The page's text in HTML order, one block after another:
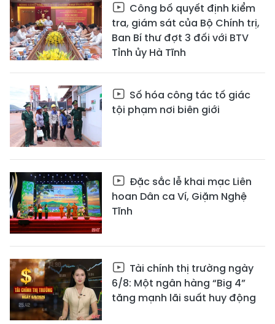
Công bố quyết định kiểm
tra, giám sát của Bộ Chính trị,
Ban Bí thư đợt 3 đối với BTV
Tỉnh ủy Hà Tĩnh
Số hóa công tác tố giác
tội phạm nơi biên giới
Đặc sắc lễ khai mạc Liên
hoan Dân ca Ví, Giặm Nghệ
Tĩnh
Tài chính thị trường ngày
6/8: Một ngân hàng “Big 4”
tăng mạnh lãi suất huy động